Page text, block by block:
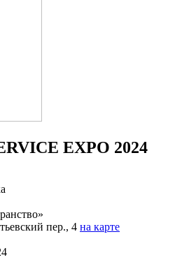
EXPO 2024
пер., 4 на карте